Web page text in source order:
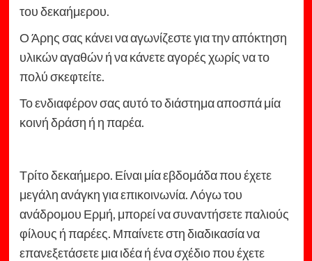
του δεκαήμερου.
Ο Άρης σας κάνει να αγωνίζεστε για την απόκτηση
υλικών αγαθών ή να κάνετε αγορές χωρίς να το
πολύ σκεφτείτε.
Το ενδιαφέρον σας αυτό το διάστημα αποσπά μία
κοινή δράση ή η παρέα.
Τρίτο δεκαήμερο. Είναι μία εβδομάδα που έχετε
μεγάλη ανάγκη για επικοινωνία. Λόγω του
ανάδρομου Ερμή, μπορεί να συναντήσετε παλιούς
φίλους ή παρέες. Μπαίνετε στη διαδικασία να
επανεξετάσετε μια ιδέα ή ένα σχέδιο που έχετε